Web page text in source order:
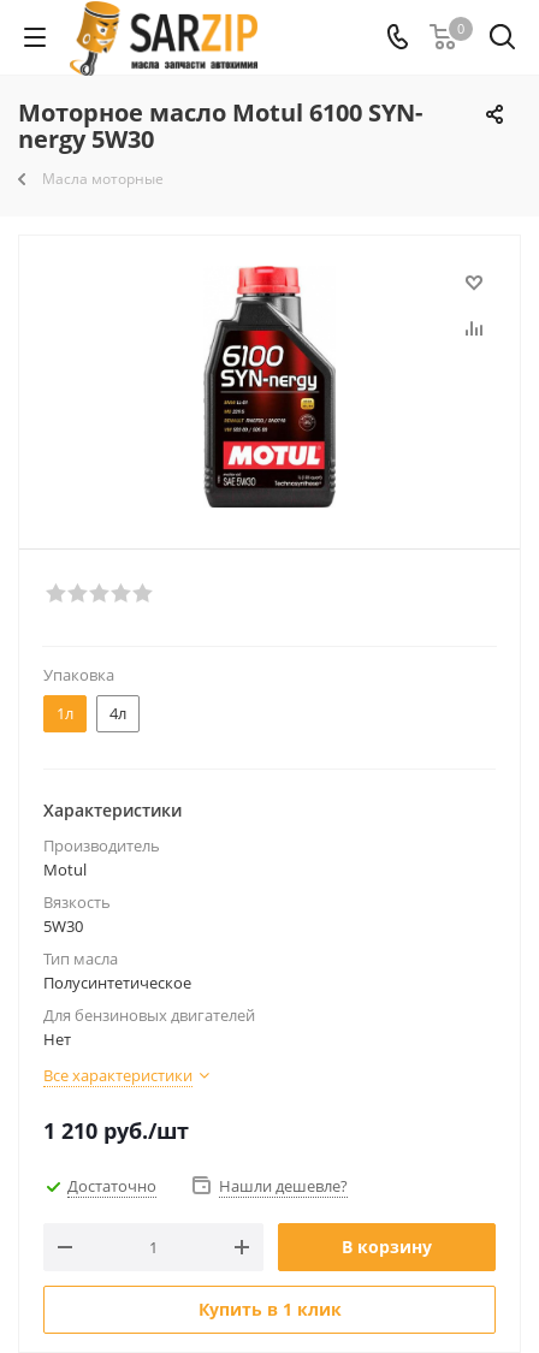
0
Моторное масло Motul 6100 SYN-
nergy 5W30
Масла моторные
Упаковка
1л
4л
Характеристики
Производитель
Motul
Вязкость
5W30
Тип масла
Полусинтетическое
Для бензиновых двигателей
Нет
Все характеристики
1 210 руб./шт
Достаточно Нашли дешевле?
В корзину
Купить в 1 клик